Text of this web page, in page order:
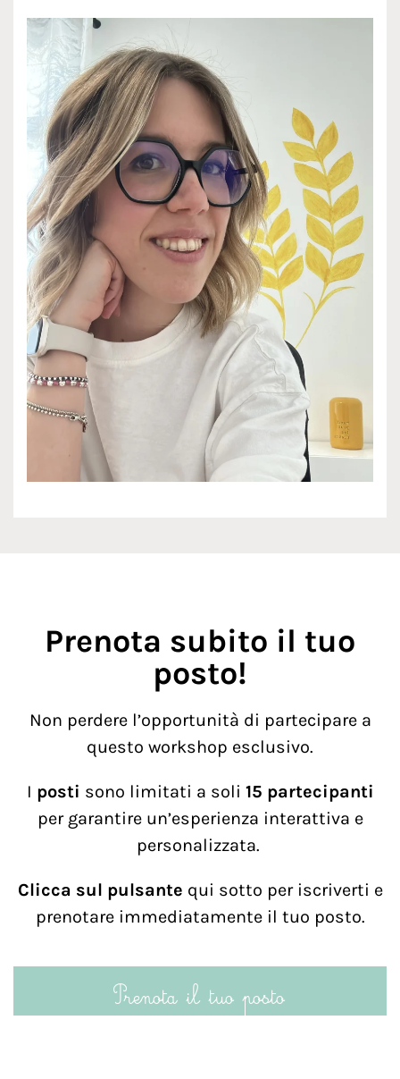
Prenota subito il tuo
posto!
Non perdere l’opportunità di partecipare a
questo workshop esclusivo.
I posti sono limitati a soli 15 partecipanti
per garantire un’esperienza interattiva e
personalizzata.
Clicca sul pulsante qui sotto per iscriverti e
prenotare immediatamente il tuo posto.
Prenota il tuo posto